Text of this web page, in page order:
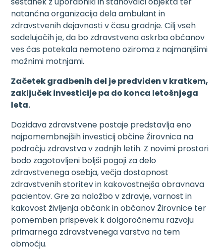
natančna organizacija dela ambulant in
zdravstvenih dejavnosti v času gradnje. Cilj vseh
sodelujočih je, da bo zdravstvena oskrba občanov
ves čas potekala nemoteno oziroma z najmanjšimi
možnimi motnjami.
Začetek gradbenih del je predviden v kratkem,
zaključek investicije pa do konca letošnjega
leta.
Dozidava zdravstvene postaje predstavlja eno
najpomembnejših investicij občine Žirovnica na
področju zdravstva v zadnjih letih. Z novimi prostori
bodo zagotovljeni boljši pogoji za delo
zdravstvenega osebja, večja dostopnost
zdravstvenih storitev in kakovostnejša obravnava
pacientov. Gre za naložbo v zdravje, varnost in
kakovost življenja občank in občanov Žirovnice ter
pomemben prispevek k dolgoročnemu razvoju
primarnega zdravstvenega varstva na tem
območju.